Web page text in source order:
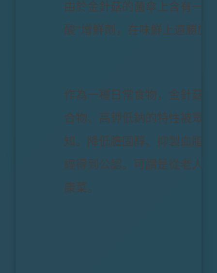
由於金針菇的菌傘上含有一
酸”增鮮劑，在味鮮上遠勝於
作為一種日常食物，金針菇
合物、高鉀低鈉的特性被眾
知。降低膽固醇、抑製血脂
經得到公認。可謂是從老人
康菜。